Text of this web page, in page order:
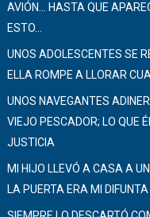
AVIÓN… HASTA QUE
ESTO…
UNOS ADOLESCENTES SE
ELLA ROMPE A LLORAR
UNOS NAVEGANTES
VIEJO PESCADOR; LO QUE
JUSTICIA
MI HIJO LLEVÓ A CASA A
LA PUERTA ERA MI